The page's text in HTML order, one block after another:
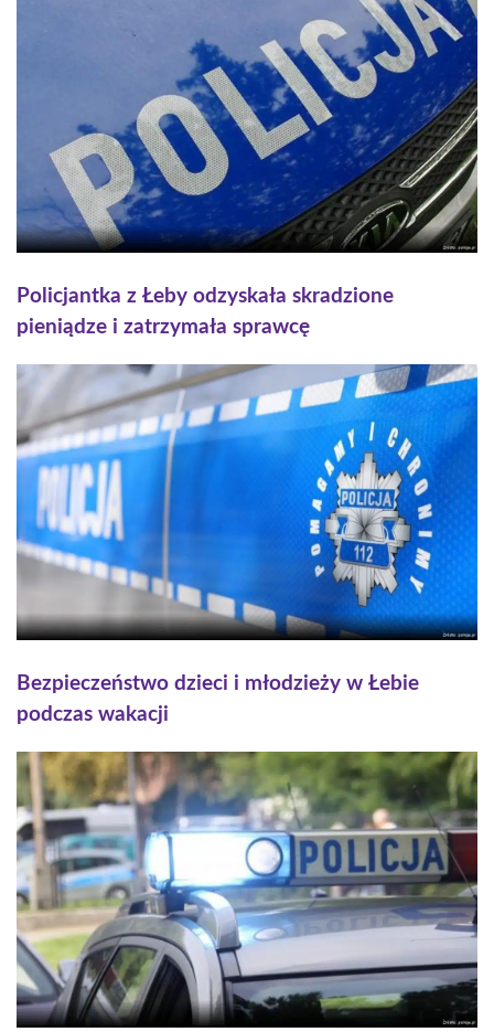
Policjantka z Łeby odzyskała skradzione
pieniądze i zatrzymała sprawcę
Bezpieczeństwo dzieci i młodzieży w Łebie
podczas wakacji